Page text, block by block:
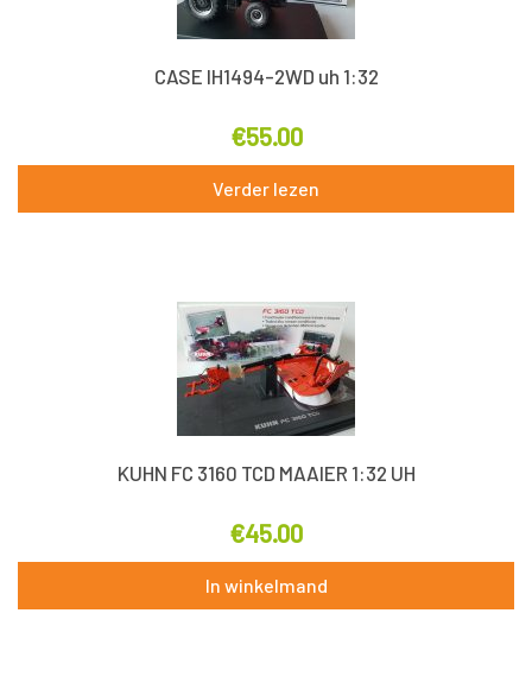
CASE IH1494-2WD uh 1:32
€55.00
Verder lezen
KUHN FC 3160 TCD MAAIER 1:32 UH
€45.00
In winkelmand